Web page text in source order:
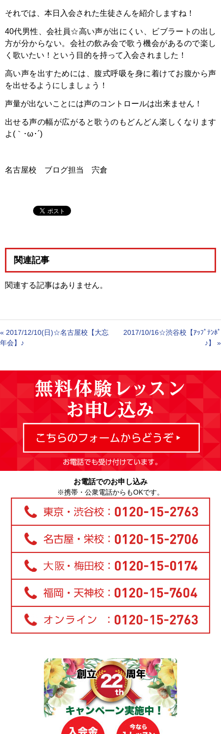
それでは、本日入会された生徒さんを紹介しますね！
40代男性、会社員☆高い声が出にくい、ビブラートの出し
方が分からない。会社の飲み会で歌う機会があるので楽し
く歌いたい！という目的を持って入会されました！
高い声を出すためには、腹式呼吸を身に着けてお腹から声
を出せるようにしましょう！
声量が出ないことには声のコントロールは出来ません！
出せる声の幅が広がると歌うのもどんどん楽しくなります
よ(｀･ω･´)ゞ
名古屋校 ブログ担当 宍倉
関連記事
関連する記事はありません。
« 2017/12/10(日)☆名古屋校【大忘
年会】♪
2017/10/16☆渋谷校【ｱｯﾌﾟﾃﾝﾎﾟ
♪】
»
お電話でのお申し込み
※携帯・公衆電話からもOKです。